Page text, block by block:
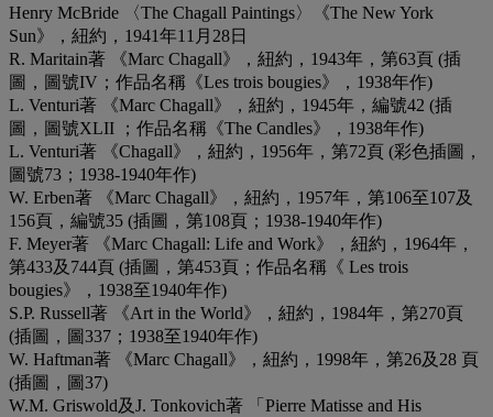
Henry McBride 〈The Chagall Paintings〉《The New York
Sun》，紐約，1941年11月28日
R. Maritain著 《Marc Chagall》，紐約，1943年，第63頁 (插
圖，圖號IV；作品名稱《Les trois bougies》，1938年作)
L. Venturi著 《Marc Chagall》，紐約，1945年，編號42 (插
圖，圖號XLII ；作品名稱《The Candles》，1938年作)
L. Venturi著 《Chagall》，紐約，1956年，第72頁 (彩色插圖，
圖號73；1938-1940年作)
W. Erben著 《Marc Chagall》，紐約，1957年，第106至107及
156頁，編號35 (插圖，第108頁；1938-1940年作)
F. Meyer著 《Marc Chagall: Life and Work》，紐約，1964年，
第433及744頁 (插圖，第453頁；作品名稱《 Les trois
bougies》，1938至1940年作)
S.P. Russell著 《Art in the World》，紐約，1984年，第270頁
(插圖，圖337；1938至1940年作)
W. Haftman著 《Marc Chagall》，紐約，1998年，第26及28 頁
(插圖，圖37)
W.M. Griswold及J. Tonkovich著 「Pierre Matisse and His